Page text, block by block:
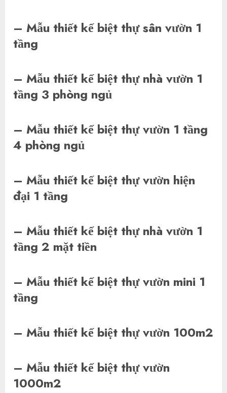
– Mẫu thiết kế biệt thự sân vườn 1
tầng
– Mẫu thiết kế biệt thự nhà vườn 1
tầng 3 phòng ngủ
– Mẫu thiết kế biệt thự vườn 1 tầng
4 phòng ngủ
– Mẫu thiết kế biệt thự vườn hiện
đại 1 tầng
– Mẫu thiết kế biệt thự nhà vườn 1
tầng 2 mặt tiền
– Mẫu thiết kế biệt thự vườn mini 1
tầng
– Mẫu thiết kế biệt thự vườn 100m2
– Mẫu thiết kế biệt thự vườn
1000m2